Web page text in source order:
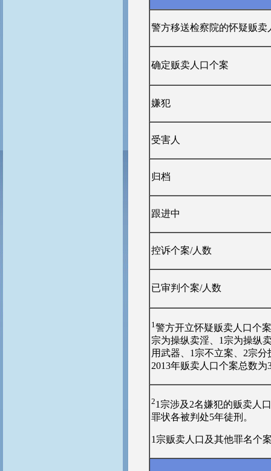
警方移送检察院的怀疑贩卖
确定贩卖人口个案
嫌犯
受害人
归档
跟进中
控诉个案/人数
已审判个案/人数
1警方开立怀疑贩卖人口个
宗为操纵卖淫、1宗为操纵
用武器、1宗不立案、2宗
2013年贩卖人口个案总数为
21宗涉及2名嫌犯的贩卖人
罪状各被判处5年徒刑。
1宗贩卖人口及其他罪名个